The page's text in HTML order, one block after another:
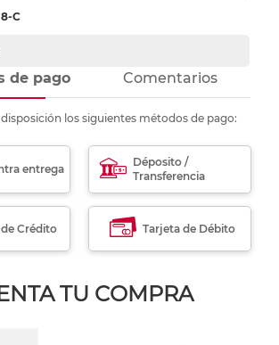
C
de pago Comentarios
los siguientes métodos de pago:
entrega
Déposito /
Transferencia
Crédito Tarjeta de Débito
TU COMPRA